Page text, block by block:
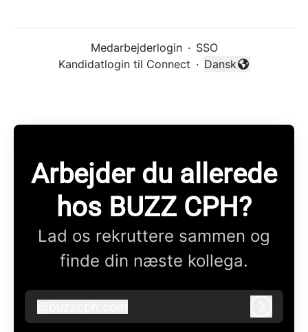
Medarbejderlogin · SSO
Kandidatlogin til Connect ·
Skift sprog
Dansk
Arbejder du allerede
hos BUZZ CPH?
Lad os rekruttere sammen og
finde din næste kollega.
buzzcph.com